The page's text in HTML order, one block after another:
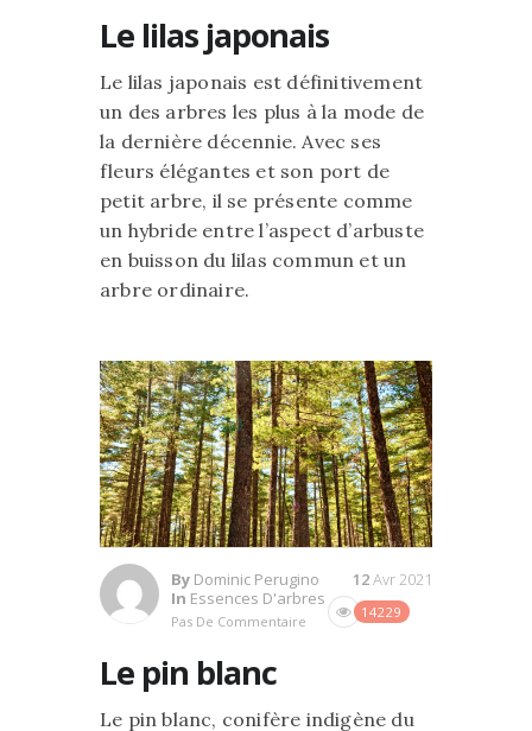
Le lilas japonais
Le lilas japonais est définitivement
un des arbres les plus à la mode de
la dernière décennie. Avec ses
fleurs élégantes et son port de
petit arbre, il se présente comme
un hybride entre l’aspect d’arbuste
en buisson du lilas commun et un
arbre ordinaire.
By Dominic Perugino
In Essences D'arbres
Pas De Commentaire
14229
12Avr 2021
Le pin blanc
Le pin blanc, conifère indigène du